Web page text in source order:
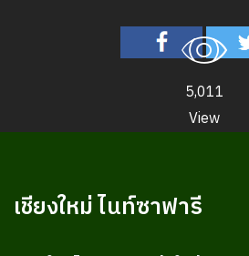
5,011
View
เชียงใหม่ ไนท์ซาฟารี